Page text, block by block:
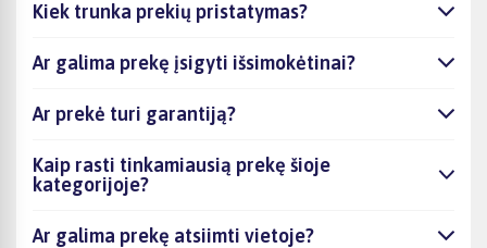
Kiek trunka prekių pristatymas?
Ar galima prekę įsigyti išsimokėtinai?
Ar prekė turi garantiją?
Kaip rasti tinkamiausią prekę šioje
kategorijoje?
Ar galima prekę atsiimti vietoje?